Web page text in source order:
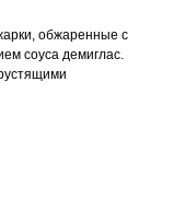
обжаренные с
соуса демиглас.